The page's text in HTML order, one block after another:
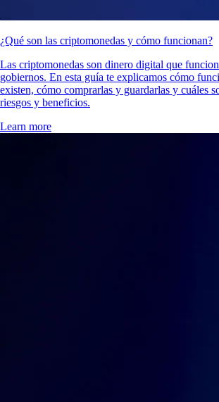
¿Qué son las criptomonedas y cómo funcionan?
Las criptomonedas son dinero digital que
gobiernos. En esta guía te explicamos cómo
existen, cómo comprarlas y guardarlas y cuáles
riesgos y beneficios.
Learn more